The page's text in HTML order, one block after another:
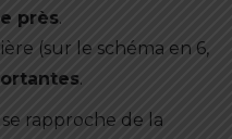
près.
(sur le schéma en 6,
.
rapproche de la